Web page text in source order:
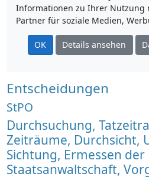
Informationen zu Ihrer Nutzung
Partner für soziale Medien,
OK Details ansehen
Entscheidungen
StPO
Durchsuchung,
Zeiträume, Durchsicht,
Sichtung, Ermessen der
Staatsanwaltschaft,